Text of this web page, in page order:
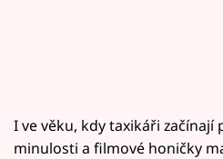
I ve věku, kdy taxikáři
minulosti a filmové honičky